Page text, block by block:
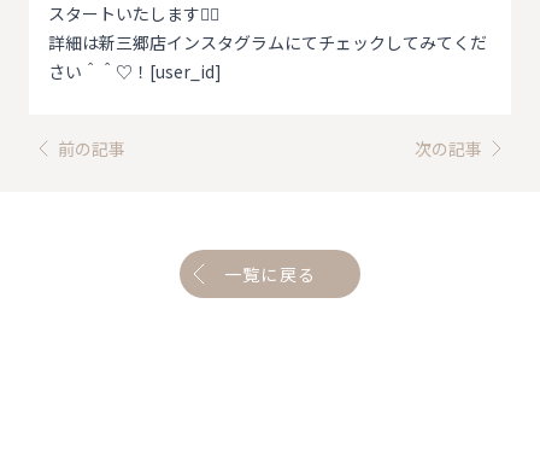
スタートいたします❤️‍🔥
詳細は新三郷店インスタグラムにてチェックしてみてくだ
さい＾＾♡！[user_id]
前の記事 次の記事
一覧に戻る